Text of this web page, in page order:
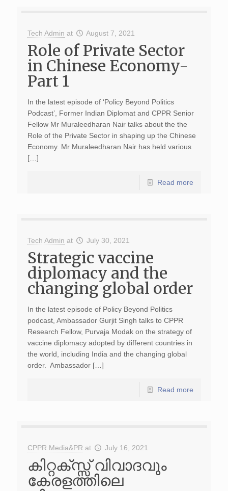
Tech Admin at August 7, 2021
Role of Private Sector
in Chinese Economy-
Part 1
In the latest episode of ‘Policy Beyond Politics
Podcast’, Former Indian Diplomat and CPPR Senior
Fellow Mr Muraleedharan Nair talks about the the
Role of the Private Sector in shaping up the Chinese
Economy. Mr Muraleedharan Nair has held various
[…]
Read more
Tech Admin at July 30, 2021
Strategic vaccine
diplomacy and the
changing global order
In the latest episode of Policy Beyond Politics
podcast, Ambassador Gurjit Singh talks to CPPR
Research Fellow, Purvaja Modak on the strategy of
vaccine diplomacy adopted by different countries in
the world, including India and the changing global
order. Ambassador […]
Read more
CPPR Media&PR at July 16, 2021
കിറ്റക്സ്സ് വിവാദവും
കേരളത്തിലെ